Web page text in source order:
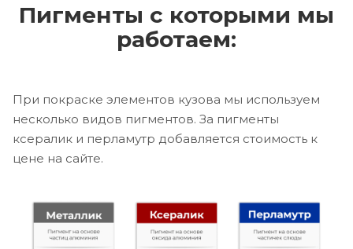
Пигменты с которыми мы
работаем:
При покраске элементов кузова мы используем
несколько видов пигментов. За пигменты
ксералик и перламутр добавляется стоимость к
цене на сайте.